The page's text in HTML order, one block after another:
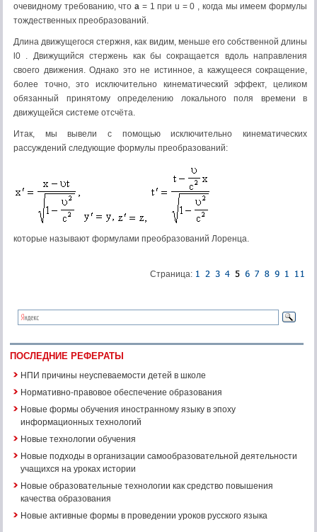
очевидному требованию, чтоa = 1 при u = 0 , когда мы имеем формулы
тождественных преобразований.
Длина движущегося стержня, как видим, меньше его собственной длины
l0 . Движущийся стержень как бы сокращается вдоль направления
своего движения. Однако это не истинное, а кажущееся сокращение,
более точно, это исключительно кинематический эффект, целиком
обязанный принятому определению локального поля времени в
движущейся системе отсчёта.
Итак, мы вывели с помощью исключительно кинематических
рассуждений следующие формулы преобразований:
которые называют формулами преобразований Лоренца.
Страница:
ПОСЛЕДНИЕ РЕФЕРАТЫ
НПИ причины неуспеваемости детей в школе
Нормативно-правовое обеспечение образования
Новые формы обучения иностранному языку в эпоху
информационных технологий
Новые технологии обучения
Новые подходы в организации самообразовательной деятельности
учащихся на уроках истории
Новые образовательные технологии как средство повышения
качества образования
Новые активные формы в проведении уроков русского языка